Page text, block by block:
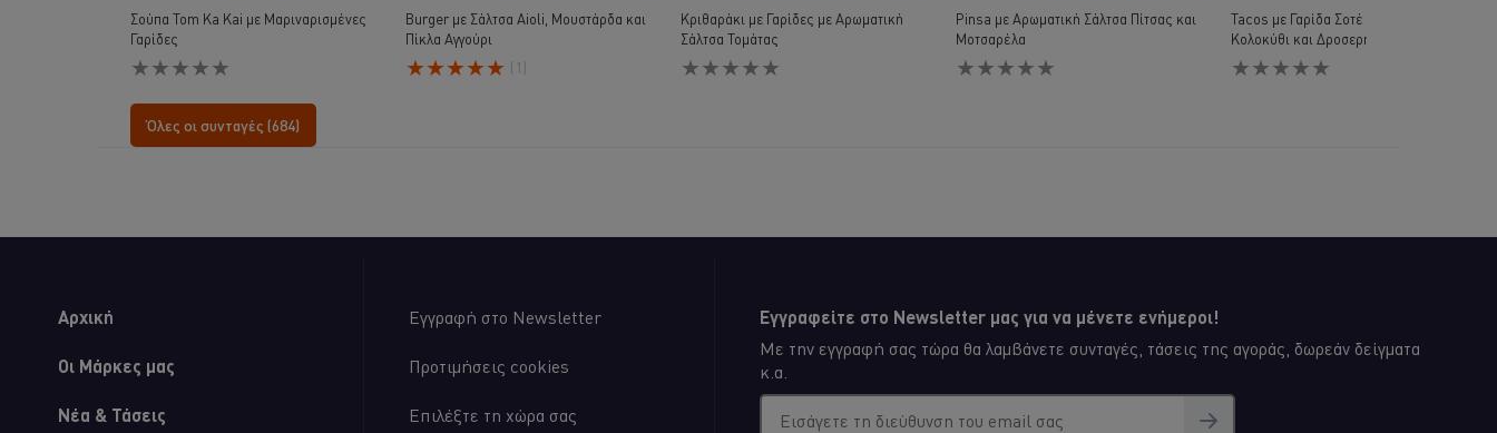
Σούπα Tom Ka Kai με Μαριναρισμένες
Γαρίδες
Δεν
υποβλήθηκαν
αξιολογήσεις
για
Burger με Σάλτσα Aioli, Μουστάρδα και
Πίκλα Αγγούρι
Η
μέση
Μουστάρδα
είναι
στα
5
τις
(1)
Κριθαράκι με Γαρίδες με Αρωματική
Σάλτσα Τομάτας
Δεν
υποβλήθηκαν
Pinsa με Αρωματική Σάλτσα Πίτσας και
Μοτσαρέλα
Δεν
υποβλήθηκαν
Tacos με Γαρίδα Σοτέ Απάκι, Τραγανό
Κολοκύθι και Δροσερή Aioli Σάλτσα
Δεν
υποβλήθηκαν
Όλες οι συνταγές (684)
Αρχική
Οι Μάρκες μας
Νέα & Τάσεις
Εγγραφή στο Newsletter
Προτιμήσεις cookies
Επιλέξτε τη χώρα σας
Εγγραφείτε στο Newsletter μας για να μένετε ενήμεροι!
Με την εγγραφή σας τώρα θα λαμβάνετε συνταγές, τάσεις της αγοράς, δωρεάν δείγματα
κ.α.
Εισάγετε τη διεύθυνση του email σας